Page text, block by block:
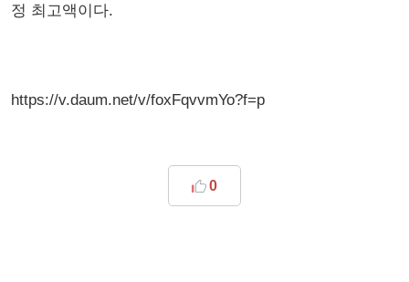
정 최고액이다.
https://v.daum.net/v/foxFqvvmYo?f=p
0